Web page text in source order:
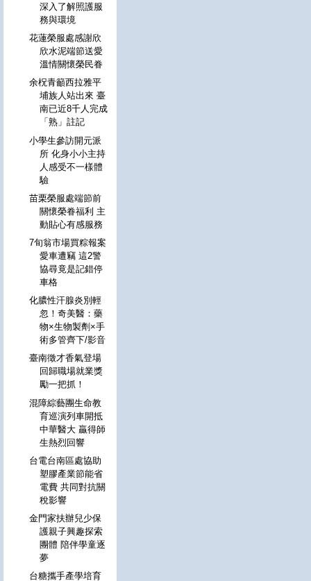
深入了解照護服
務與環境
花蓮榮服處感謝欣
欣水泥端節送愛
溫情關懷榮民眷
余柷青籲西拉雅平
埔族人站出來 臺
南已近8千人完成
「熟」註記
小學生參訪開元派
所 化身小小主持
人感受不一樣體
驗
苗栗榮服處端節前
關懷榮眷福利 主
動貼心有感服務
7旬翁市場買粽報案
愛車遭竊 這2警
協尋竟是記錯停
車格
化膿性汗腺炎別輕
忽！奇美醫：藥
物×生物製劑×手
術多管齊下/影音
臺南徵才香氣登場
回歸職場就業獎
勵一把抓！
混障綜藝團生命教
育巡演列車開抵
中華醫大 贏得師
生熱烈回響
台電台南區處協助
塑膠產業節能省
電費 共同對抗關
稅影響
金門家扶辦兒少保
護親子興趣探索
團體 陪伴學童逐
夢
台糖攜手產學培育